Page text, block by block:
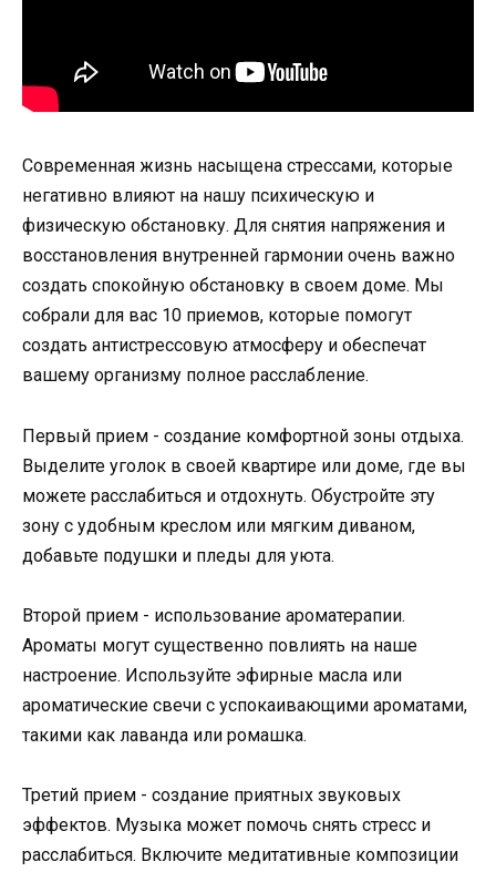
Современная жизнь насыщена стрессами, которые
негативно влияют на нашу психическую и
физическую обстановку. Для снятия напряжения и
восстановления внутренней гармонии очень важно
создать спокойную обстановку в своем доме. Мы
собрали для вас 10 приемов, которые помогут
создать антистрессовую атмосферу и обеспечат
вашему организму полное расслабление.
Первый прием - создание комфортной зоны отдыха.
Выделите уголок в своей квартире или доме, где вы
можете расслабиться и отдохнуть. Обустройте эту
зону с удобным креслом или мягким диваном,
добавьте подушки и пледы для уюта.
Второй прием - использование ароматерапии.
Ароматы могут существенно повлиять на наше
настроение. Используйте эфирные масла или
ароматические свечи с успокаивающими ароматами,
такими как лаванда или ромашка.
Третий прием - создание приятных звуковых
эффектов. Музыка может помочь снять стресс и
расслабиться. Включите медитативные композиции